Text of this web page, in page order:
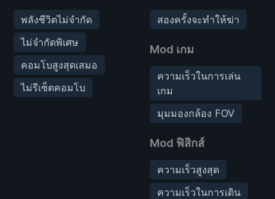
พลังชีวิตไม่จำกัด
ไม่จำกัดพิเศษ
คอมโบสูงสุดเสมอ
ไม่รีเซ็ตคอมโบ
สองครั้งจะทำให้ฆ่า
Mod เกม
ความเร็วในการเล่น
เกม
มุมมองกล้อง FOV
Mod ฟิสิกส์
ความเร็วสูงสุด
ความเร็วในการเดิน